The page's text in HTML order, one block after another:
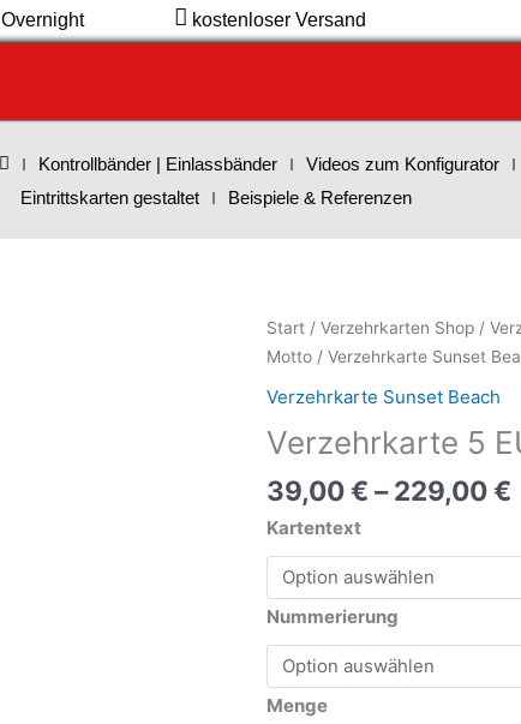
Overnight kostenloser Versand
Kontrollbänder | Einlassbänder Videos zum Konfigurator
Eintrittskarten gestaltet
Beispiele & Referenzen
Start / Verzehrkarten Shop /
Motto / Verzehrkarte Sunset
Verzehrkarte Sunset Beach
Verzehrkarte 5
39,00€ –229,00€
Kartentext
Nummerierung
Menge
Verzehrkarte
5
Sunset
Beach